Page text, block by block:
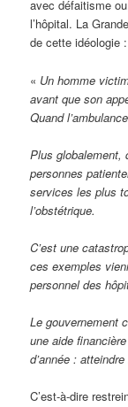
avec défaitisme
l’hôpital. La
de cette idéologie :
« Un homme
avant que son
Quand
Plus globalement,
personnes
services les plus
l’obstétrique.
C’est une
ces exemples
personnel des
Le gouvernement
une aide
d’année :
C’est-à-dire